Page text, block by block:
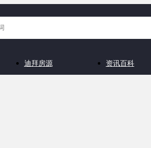
迪拜房源 资讯百科